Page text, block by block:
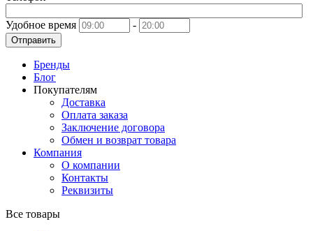
Удобное время -
Отправить
Бренды
Блог
Покупателям
Доставка
Оплата заказа
Заключение договора
Обмен и возврат товара
Компания
О компании
Контакты
Реквизиты
Все товары